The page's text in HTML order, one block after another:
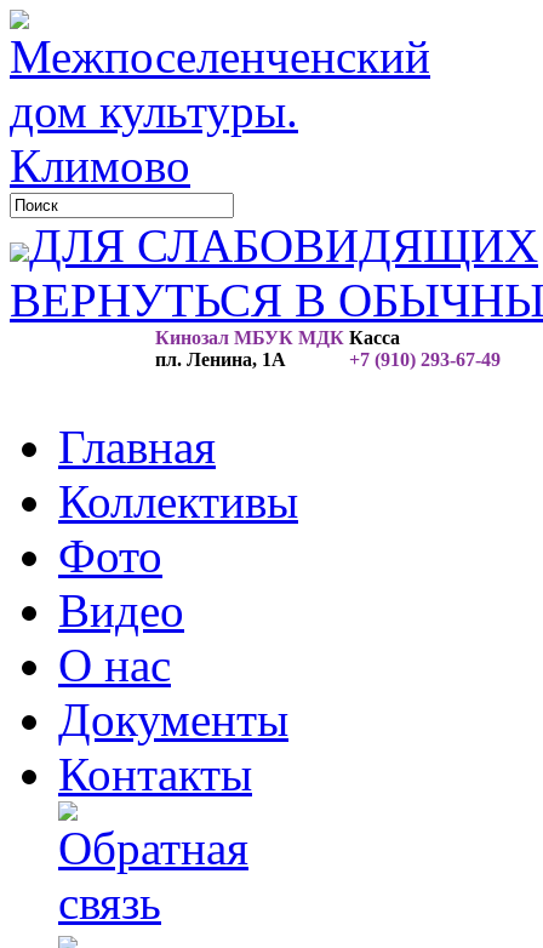
ДЛЯ СЛАБОВИДЯЩИХ
ВЕРНУТЬСЯ В
Кинозал МБУК МДК
пл. Ленина, 1А
Касса
+7 (910) 293-67-49
Главная
Коллективы
Фото
Видео
О нас
Документы
Контакты